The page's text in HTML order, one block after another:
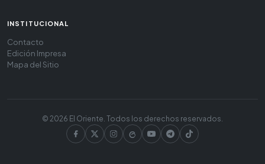
INSTITUCIONAL
Contacto
Edición Impresa
Mapa del Sitio
© 2026 El Oriente. Todos los derechos reservados.